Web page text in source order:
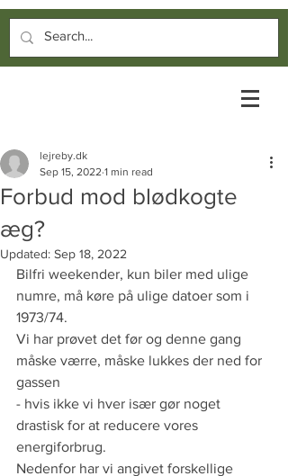
Forbud mod blødkogte
æg?
lejreby.dk
Sep 15, 2022 1 min read
Updated: Sep 18, 2022
Bilfri weekender, kun biler med ulige
numre, må køre på ulige datoer som i
1973/74.
Vi har prøvet det før og denne gang
måske værre, måske lukkes der ned for
gassen
- hvis ikke vi hver især gør noget
drastisk for at reducere vores
energiforbrug.
Nedenfor har vi angivet forskellige